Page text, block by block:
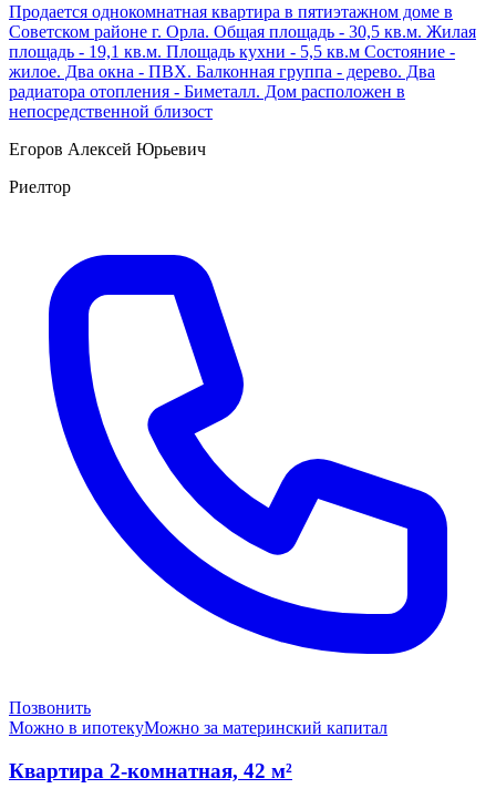
Продается однокомнатная квартира в пятиэтажном доме в
Советском районе г. Орла. Общая площадь - 30,5 кв.м. Жилая
площадь - 19,1 кв.м. Площадь кухни - 5,5 кв.м Состояние -
жилое. Два окна - ПВХ. Балконная группа - дерево. Два
радиатора отопления - Биметалл. Дом расположен в
непосредственной близост
Егоров Алексей Юрьевич
Риелтор
Позвонить
Можно в ипотекуМожно за материнский капитал
Квартира 2-комнатная, 42 м²